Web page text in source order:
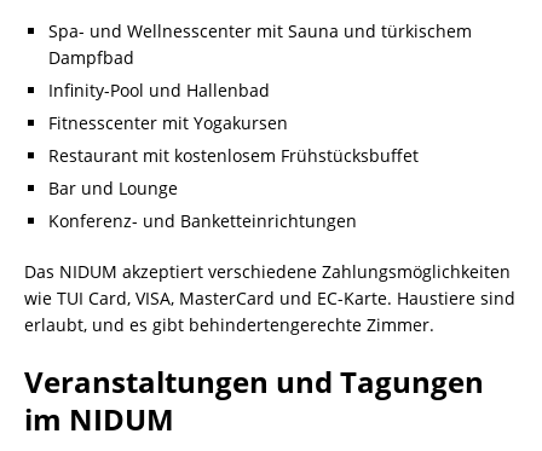
Spa- und Wellnesscenter mit Sauna und türkischem
Dampfbad
Infinity-Pool und Hallenbad
Fitnesscenter mit Yogakursen
Restaurant mit kostenlosem Frühstücksbuffet
Bar und Lounge
Konferenz- und Banketteinrichtungen
Das NIDUM akzeptiert verschiedene Zahlungsmöglichkeiten
wie TUI Card, VISA, MasterCard und EC-Karte. Haustiere sind
erlaubt, und es gibt behindertengerechte Zimmer.
Veranstaltungen und Tagungen
im NIDUM